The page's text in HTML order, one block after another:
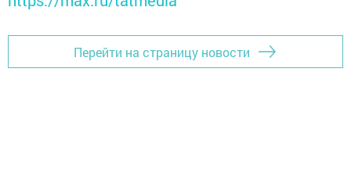
Перейти на страницу новости